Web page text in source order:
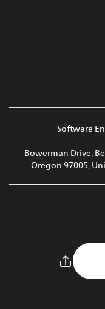
Software
1 Bowerman Drive,
Oregon 97005,